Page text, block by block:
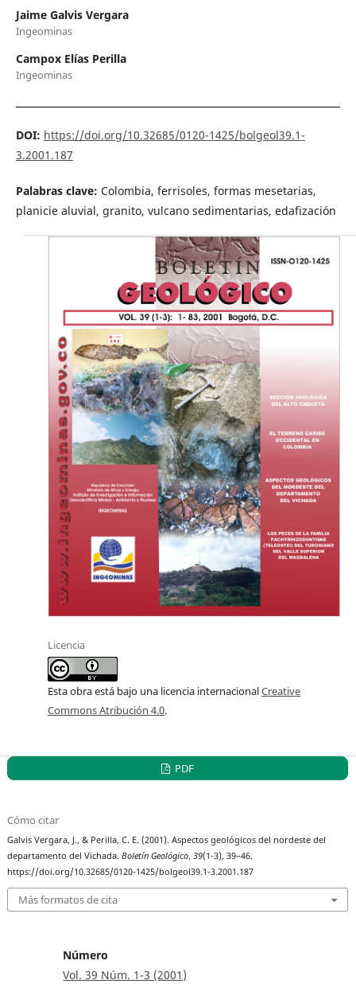
Jaime Galvis Vergara
Ingeominas
Campox Elías Perilla
Ingeominas
DOI: https://doi.org/10.32685/0120-1425/bolgeol39.1-
3.2001.187
Palabras clave: Colombia, ferrisoles, formas mesetarias,
planicie aluvial, granito, vulcano sedimentarias, edafización
Licencia
Esta obra está bajo una licencia internacionalCreative
Commons Atribución 4.0.
PDF
Cómo citar
Galvis Vergara, J., & Perilla, C. E. (2001). Aspectos geológicos del nordeste del
departamento del Vichada.Boletín Geológico,39(1-3), 39–46.
https://doi.org/10.32685/0120-1425/bolgeol39.1-3.2001.187
Más formatos de cita
Número
Vol. 39 Núm. 1-3 (2001)